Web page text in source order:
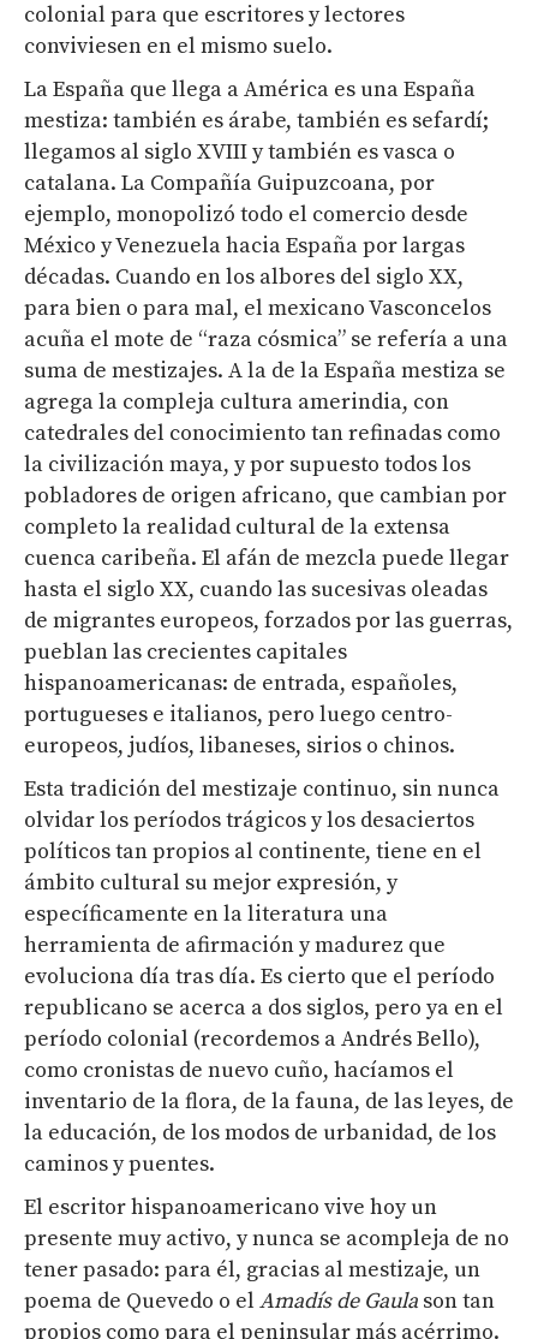
colonial para que escritores y lectores
conviviesen en el mismo suelo.
La España que llega a América es una España
mestiza: también es árabe, también es sefardí;
llegamos al siglo XVIII y también es vasca o
catalana. La Compañía Guipuzcoana, por
ejemplo, monopolizó todo el comercio desde
México y Venezuela hacia España por largas
décadas. Cuando en los albores del siglo XX,
para bien o para mal, el mexicano Vasconcelos
acuña el mote de “raza cósmica” se refería a una
suma de mestizajes. A la de la España mestiza se
agrega la compleja cultura amerindia, con
catedrales del conocimiento tan refinadas como
la civilización maya, y por supuesto todos los
pobladores de origen africano, que cambian por
completo la realidad cultural de la extensa
cuenca caribeña. El afán de mezcla puede llegar
hasta el siglo XX, cuando las sucesivas oleadas
de migrantes europeos, forzados por las guerras,
pueblan las crecientes capitales
hispanoamericanas: de entrada, españoles,
portugueses e italianos, pero luego centro-
europeos, judíos, libaneses, sirios o chinos.
Esta tradición del mestizaje continuo, sin nunca
olvidar los períodos trágicos y los desaciertos
políticos tan propios al continente, tiene en el
ámbito cultural su mejor expresión, y
específicamente en la literatura una
herramienta de afirmación y madurez que
evoluciona día tras día. Es cierto que el período
republicano se acerca a dos siglos, pero ya en el
período colonial (recordemos a Andrés Bello),
como cronistas de nuevo cuño, hacíamos el
inventario de la flora, de la fauna, de las leyes, de
la educación, de los modos de urbanidad, de los
caminos y puentes.
El escritor hispanoamericano vive hoy un
presente muy activo, y nunca se acompleja de no
tener pasado: para él, gracias al mestizaje, un
poema de Quevedo o el Amadís de Gaula son tan
propios como para el peninsular más acérrimo.